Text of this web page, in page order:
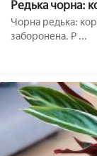
Редька чорна:
протипоказання
Чорна редька:
заборонена. Р ...